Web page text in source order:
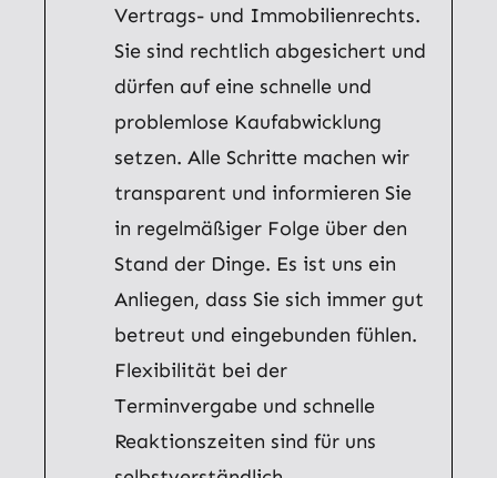
Vertrags- und Immobilienrechts.
Sie sind rechtlich abgesichert und
dürfen auf eine schnelle und
problemlose Kaufabwicklung
setzen. Alle Schritte machen wir
transparent und informieren Sie
in regelmäßiger Folge über den
Stand der Dinge. Es ist uns ein
Anliegen, dass Sie sich immer gut
betreut und eingebunden fühlen.
Flexibilität bei der
Terminvergabe und schnelle
Reaktionszeiten sind für uns